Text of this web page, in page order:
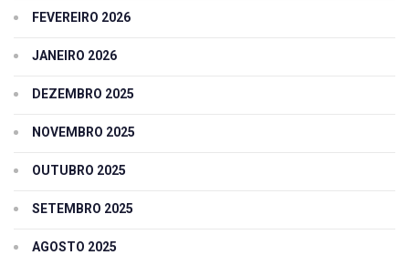
FEVEREIRO 2026
JANEIRO 2026
DEZEMBRO 2025
NOVEMBRO 2025
OUTUBRO 2025
SETEMBRO 2025
AGOSTO 2025